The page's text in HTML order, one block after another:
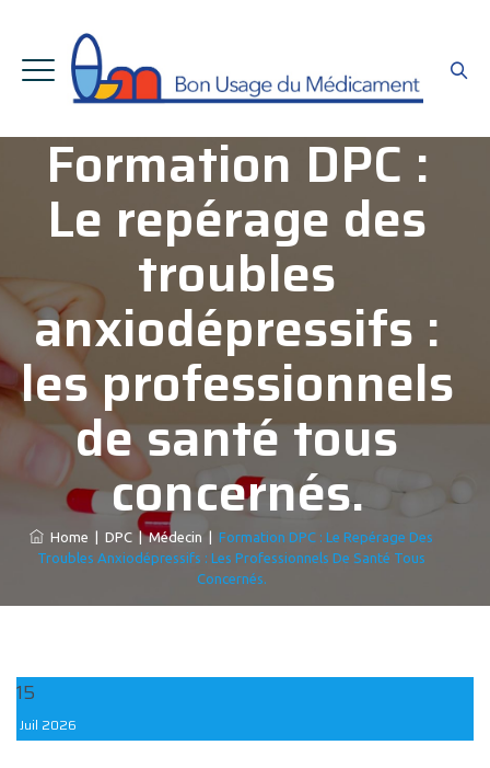
Formation DPC :
Le repérage des
troubles
anxiodépressifs :
les professionnels
de santé tous
concernés.
Home DPC |Médecin
Formation DPC : Le Repérage Des
Troubles Anxiodépressifs : Les Professionnels De Santé Tous
Concernés.
15
Juil 2026